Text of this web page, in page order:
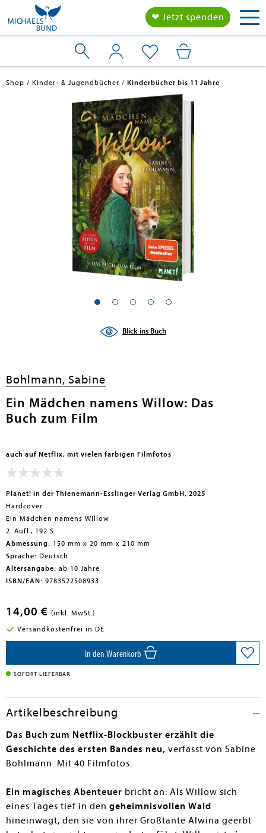
❤ Jetzt spenden
submenu
submenu
Shop Kinder- & Jugendbücher Kinderbücher bis 11 Jahre
Blick ins Buch
Bohlmann, Sabine
Ein Mädchen namens Willow: Das
Buch zum Film
auch auf Netflix, mit vielen farbigen Filmfotos
Planet! in der Thienemann-Esslinger Verlag GmbH, 2025
Hardcover
Ein Mädchen namens Willow
2. Aufl., 192 S.
Abmessung: 150 mm x 20 mm x 210 mm
Sprache: Deutsch
Altersangabe: ab 10 Jahre
ISBN/EAN: 9783522508933
14,00 € (inkl. MwSt.)
Versandkostenfrei in DE
In den Warenkorb
SOFORT LIEFERBAR
Artikelbeschreibung
Das Buch zum Netflix-Blockbuster erzählt die
Geschichte des ersten Bandes neu, verfasst von Sabine
Bohlmann. Mit 40 Filmfotos.
Ein magisches Abenteuer bricht an: Als Willow sich
eines Tages tief in den geheimnisvollen Wald
hineinwagt, den sie von ihrer Großtante Alwina geerbt